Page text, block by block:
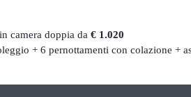
camera doppia da € 1.020
+ 6 pernottamenti con colazione +